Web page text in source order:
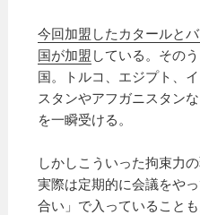
今回加盟したカタールと
国が加盟 している。その
国。トルコ、エジプト、
スタンやアフガニスタン
を一瞬受ける。
しかしこういった拘束力
実際は定期的に会議をや
合い」で入っていること